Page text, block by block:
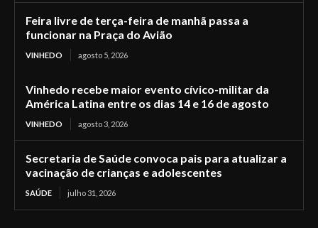
Feira livre de terça-feira de manhã passa a
funcionar na Praça do Avião
VINHEDO agosto 5, 2026
Vinhedo recebe maior evento cívico-militar da
América Latina entre os dias 14 e 16 de agosto
VINHEDO agosto 3, 2026
Secretaria de Saúde convoca pais para atualizar a
vacinação de crianças e adolescentes
SAÚDE julho 31, 2026